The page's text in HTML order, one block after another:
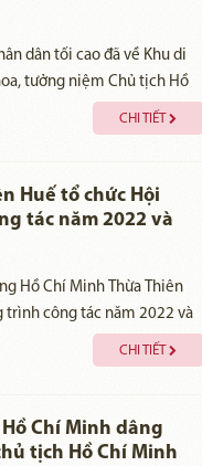
dân tối cao đã về Khu di
tưởng niệm Chủ tịch Hồ
văn hóa kiệt xuất.
CHI TIẾT
Huế tổ chức Hội
tác năm 2022 và
Hồ Chí Minh Thừa Thiên
công tác năm 2022 và
nhằm đánh giá kết quả
và bàn phương hướng, kế
bộ quản lý, thủ trưởng cơ
đủ phẩm chất chính trị,
CHI TIẾT
Chí Minh dâng
tịch Hồ Chí Minh